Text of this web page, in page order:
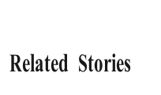
Related Stories